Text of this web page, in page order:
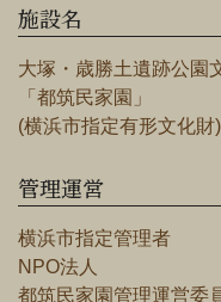
施設名
大塚・歳勝土遺跡公園
「都筑民家園」
(横浜市指定有形文化財)
管理運営
横浜市指定管理者
NPO法人
都筑民家園管理運営委